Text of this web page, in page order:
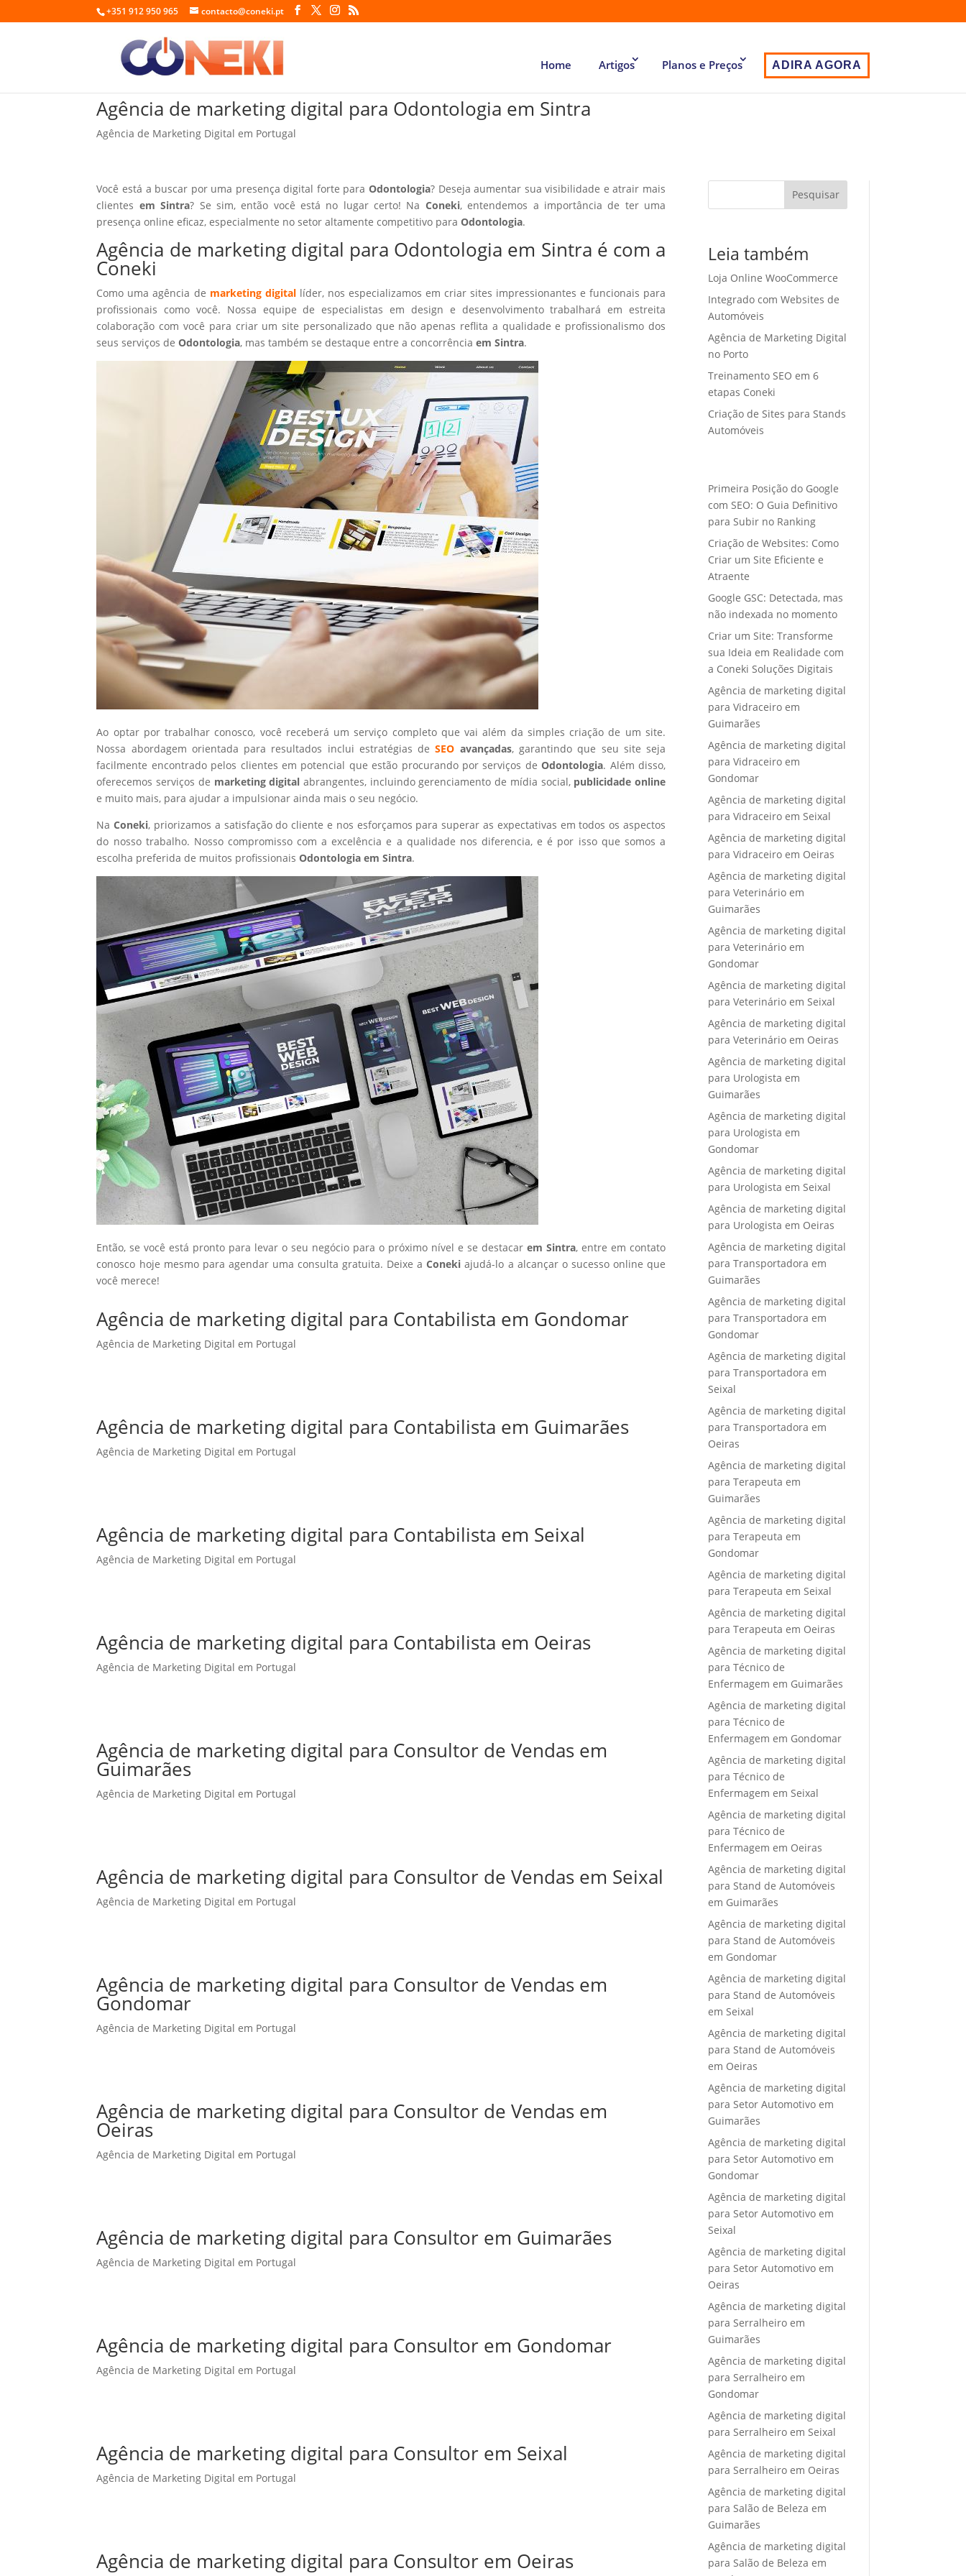
+351 912 950 965 contacto@coneki.pt
Home Artigos Planos e Preços ADIRA AGORA
Agência de marketing digital para Odontologia em Sintra
Agência de Marketing Digital em Portugal
Você está a buscar por uma presença digital forte paraOdontologia? Deseja aumentar sua visibilidade e atrair mais
clientes em Sintra? Se sim, então você está no lugar certo! Na Coneki, entendemos a importância de ter uma
presença online eficaz, especialmente no setor altamente competitivo paraOdontologia.
Agência de marketing digital para Odontologia em Sintra é com a
Coneki
Como uma agência de marketing digitallíder, nos especializamos em criar sites impressionantes e funcionais para
profissionais como você. Nossa equipe de especialistas em design e desenvolvimento trabalhará em estreita
colaboração com você para criar um site personalizado que não apenas reflita a qualidade e profissionalismo dos
seus serviços deOdontologia, mas também se destaque entre a concorrênciaem Sintra.
Ao optar por trabalhar conosco, você receberá um serviço completo que vai além da simples criação de um site.
Nossa abordagem orientada para resultados inclui estratégias deSEO avançadas, garantindo que seu site seja
facilmente encontrado pelos clientes em potencial que estão procurando por serviços deOdontologia. Além disso,
oferecemos serviços de marketing digital abrangentes, incluindo gerenciamento de mídia social, publicidade online
e muito mais, para ajudar a impulsionar ainda mais o seu negócio.
NaConeki, priorizamos a satisfação do cliente e nos esforçamos para superar as expectativas em todos os aspectos
do nosso trabalho. Nosso compromisso com a excelência e a qualidade nos diferencia, e é por isso que somos a
escolha preferida de muitos profissionaisOdontologia em Sintra.
Então, se você está pronto para levar o seu negócio para o próximo nível e se destacarem Sintra, entre em contato
conosco hoje mesmo para agendar uma consulta gratuita. Deixe aConeki ajudá-lo a alcançar o sucesso online que
você merece!
Agência de marketing digital para Contabilista em Gondomar
Agência de Marketing Digital em Portugal
Agência de marketing digital para Contabilista em Guimarães
Agência de Marketing Digital em Portugal
Agência de marketing digital para Contabilista em Seixal
Agência de Marketing Digital em Portugal
Agência de marketing digital para Contabilista em Oeiras
Agência de Marketing Digital em Portugal
Agência de marketing digital para Consultor de Vendas em
Guimarães
Agência de Marketing Digital em Portugal
Agência de marketing digital para Consultor de Vendas em Seixal
Agência de Marketing Digital em Portugal
Agência de marketing digital para Consultor de Vendas em
Gondomar
Agência de Marketing Digital em Portugal
Agência de marketing digital para Consultor de Vendas em
Oeiras
Agência de Marketing Digital em Portugal
Agência de marketing digital para Consultor em Guimarães
Agência de Marketing Digital em Portugal
Agência de marketing digital para Consultor em Gondomar
Agência de Marketing Digital em Portugal
Agência de marketing digital para Consultor em Seixal
Agência de Marketing Digital em Portugal
Agência de marketing digital para Consultor em Oeiras
Pesquisar
Leia também
Loja Online WooCommerce
Integrado com Websites de
Automóveis
Agência de Marketing Digital
no Porto
Treinamento SEO em 6
etapas Coneki
Criação de Sites para Stands
Automóveis
Primeira Posição do Google
com SEO: O Guia Definitivo
para Subir no Ranking
Criação de Websites: Como
Criar um Site Eficiente e
Atraente
Google GSC: Detectada, mas
não indexada no momento
Criar um Site: Transforme
sua Ideia em Realidade com
a Coneki Soluções Digitais
Agência de marketing digital
para Vidraceiro em
Guimarães
Agência de marketing digital
para Vidraceiro em
Gondomar
Agência de marketing digital
para Vidraceiro em Seixal
Agência de marketing digital
para Vidraceiro em Oeiras
Agência de marketing digital
para Veterinário em
Guimarães
Agência de marketing digital
para Veterinário em
Gondomar
Agência de marketing digital
para Veterinário em Seixal
Agência de marketing digital
para Veterinário em Oeiras
Agência de marketing digital
para Urologista em
Guimarães
Agência de marketing digital
para Urologista em
Gondomar
Agência de marketing digital
para Urologista em Seixal
Agência de marketing digital
para Urologista em Oeiras
Agência de marketing digital
para Transportadora em
Guimarães
Agência de marketing digital
para Transportadora em
Gondomar
Agência de marketing digital
para Transportadora em
Seixal
Agência de marketing digital
para Transportadora em
Oeiras
Agência de marketing digital
para Terapeuta em
Guimarães
Agência de marketing digital
para Terapeuta em
Gondomar
Agência de marketing digital
para Terapeuta em Seixal
Agência de marketing digital
para Terapeuta em Oeiras
Agência de marketing digital
para Técnico de
Enfermagem em Guimarães
Agência de marketing digital
para Técnico de
Enfermagem em Gondomar
Agência de marketing digital
para Técnico de
Enfermagem em Seixal
Agência de marketing digital
para Técnico de
Enfermagem em Oeiras
Agência de marketing digital
para Stand de Automóveis
em Guimarães
Agência de marketing digital
para Stand de Automóveis
em Gondomar
Agência de marketing digital
para Stand de Automóveis
em Seixal
Agência de marketing digital
para Stand de Automóveis
em Oeiras
Agência de marketing digital
para Setor Automotivo em
Guimarães
Agência de marketing digital
para Setor Automotivo em
Gondomar
Agência de marketing digital
para Setor Automotivo em
Seixal
Agência de marketing digital
para Setor Automotivo em
Oeiras
Agência de marketing digital
para Serralheiro em
Guimarães
Agência de marketing digital
para Serralheiro em
Gondomar
Agência de marketing digital
para Serralheiro em Seixal
Agência de marketing digital
para Serralheiro em Oeiras
Agência de marketing digital
para Salão de Beleza em
Guimarães
Agência de marketing digital
para Salão de Beleza em